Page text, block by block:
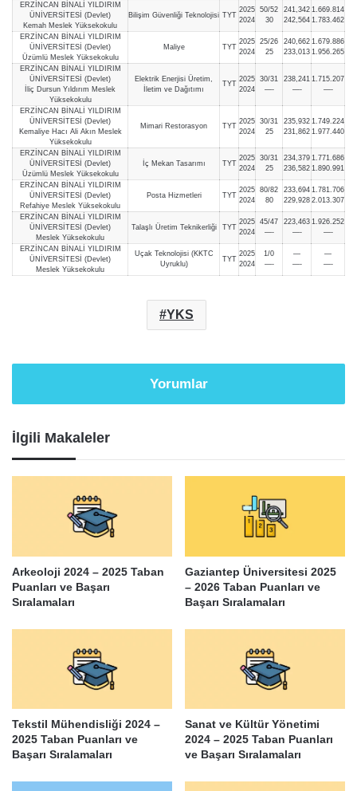
ERZİNCAN BİNALİ YILDIRIM
ÜNİVERSİTESİ (Devlet)
Kemah Meslek Yüksekokulu
Bilişim Güvenliği Teknolojisi TYT
2025
2024
50/52
30
241,342
242,564
1.669.814
1.783.462
ERZİNCAN BİNALİ YILDIRIM
ÜNİVERSİTESİ (Devlet)
Üzümlü Meslek Yüksekokulu
Maliye TYT
2025
2024
25/26
25
240,662
233,013
1.679.886
1.956.265
ERZİNCAN BİNALİ YILDIRIM
ÜNİVERSİTESİ (Devlet)
İliç Dursun Yıldırım Meslek
Yüksekokulu
Elektrik Enerjisi Üretim,
İletim ve Dağıtımı
TYT
2025
2024
30/31
—-
238,241
—-
1.715.207
—-
ERZİNCAN BİNALİ YILDIRIM
ÜNİVERSİTESİ (Devlet)
Kemaliye Hacı Ali Akın Meslek
Yüksekokulu
Mimari Restorasyon TYT
2025
2024
30/31
25
235,932
231,862
1.749.224
1.977.440
ERZİNCAN BİNALİ YILDIRIM
ÜNİVERSİTESİ (Devlet)
Üzümlü Meslek Yüksekokulu
İç Mekan Tasarımı TYT
2025
2024
30/31
25
234,379
236,582
1.771.686
1.890.991
ERZİNCAN BİNALİ YILDIRIM
ÜNİVERSİTESİ (Devlet)
Refahiye Meslek Yüksekokulu
Posta Hizmetleri TYT
2025
2024
80/82
80
233,694
229,928
1.781.706
2.013.307
ERZİNCAN BİNALİ YILDIRIM
ÜNİVERSİTESİ (Devlet)
Meslek Yüksekokulu
Talaşlı Üretim Teknikerliği TYT
2025
2024
45/47
—-
223,463
—-
1.926.252
—-
ERZİNCAN BİNALİ YILDIRIM
ÜNİVERSİTESİ (Devlet)
Meslek Yüksekokulu
Uçak Teknolojisi (KKTC
Uyruklu)
TYT
2025
2024
1/0
—-
—
—-
—
—-
YKS
Yorumlar
İlgili Makaleler
Arkeoloji 2024 – 2025 Taban
Puanları ve Başarı
Sıralamaları
Gaziantep Üniversitesi 2025
– 2026 Taban Puanları ve
Başarı Sıralamaları
Tekstil Mühendisliği 2024 –
2025 Taban Puanları ve
Başarı Sıralamaları
Sanat ve Kültür Yönetimi
2024 – 2025 Taban Puanları
ve Başarı Sıralamaları